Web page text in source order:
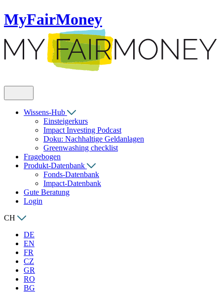
MyFairMoney
Wissens-Hub
Einsteigerkurs
Impact Investing Podcast
Doku: Nachhaltige Geldanlagen
Greenwashing checklist
Fragebogen
Produkt-Datenbank
Fonds-Datenbank
Impact-Datenbank
Gute Beratung
Login
CH
DE
EN
FR
CZ
GR
RO
BG